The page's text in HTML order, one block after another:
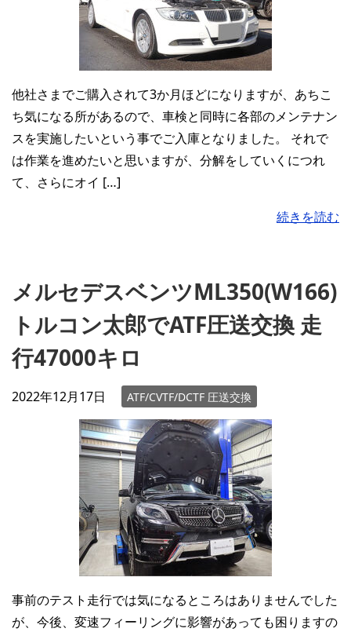
他社さまでご購入されて3か月ほどになりますが、あちこ
ち気になる所があるので、車検と同時に各部のメンテナン
スを実施したいという事でご入庫となりました。 それで
は作業を進めたいと思いますが、分解をしていくにつれ
て、さらにオイ […]
続きを読む
メルセデスベンツML350(W166)
トルコン太郎でATF圧送交換 走
行47000キロ
2022年12月17日 ATF/CVTF/DCTF 圧送交換
事前のテスト走行では気になるところはありませんでした
が、今後、変速フィーリングに影響があっても困りますの